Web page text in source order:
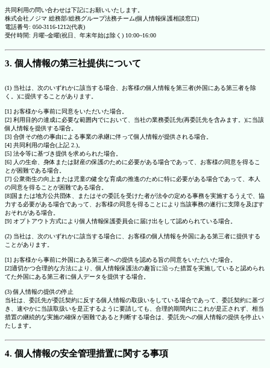
共同利用の問い合わせは下記にお願いいたします。
株式会社ノジマ 総務部/総務グループ法務チーム(個人情報保護相談窓口)
電話番号: 050-3116-1212(代表)
受付時間: 月曜~金曜(祝日、年末年始は除く) 10:00~16:00
3. 個人情報の第三社提供について
(1) 当社は、次のいずれかに該当する場合、お客様の個人情報を第三者(外国にある第三者を除
く。)に提供することがあります。
[1] お客様から事前に同意をいただいた場合。
[2] 利用目的の達成に必要な範囲内でにおいて、当社の業務委託先(再委託先を含みます。)に当該
個人情報を提供する場合。
[3] 合併その他の事由による事業の承継に伴って個人情報が提供される場合。
[4] 共同利用の場合(上記 2.)。
[5] 法令等に基づき提供を求められた場合。
[6] 人の生命、身体または財産の保護のために必要がある場合であって、お客様の同意を得るこ
とが困難である場合。
[7] 公衆衛生の向上または児童の健全な育成の推進のために特に必要がある場合であって、本人
の同意を得ることが困難である場合。
[8]国または地方公共団体、またはその委託を受けた者が法令の定める事務を実施するうえで、協
力する必要がある場合であって、お客様の同意を得ることにより当該事務の遂行に支障を及ぼす
おそれがある場合。
[9] オプトアウト方式により個人情報保護委員会に届け出をして認められている場合。
(2) 当社は、次のいずれかに該当する場合に、お客様の個人情報を外国にある第三者に提供する
ことがあります。
[1] お客様から事前に外国にある第三者への提供を認める旨の同意をいただいた場合。
[2]適切かつ合理的な方法により、個人情報保護法の趣旨に沿った措置を実施していると認められ
てた外国にある第三者に個人データを提供する場合。
(3) 個人情報の提供の停止
当社は、委託先が委託契約に反する個人情報の取扱いをしている場合であって、委託契約に基づ
き、速やかに当該取扱いを是正するように要請しても、合理的期間内にこれが是正されず、相当
措置の継続的な実施の確保が困難であると判断する場合は、委託先への個人情報の提供を停止い
たします。
4. 個人情報の安全管理措置に関する事項